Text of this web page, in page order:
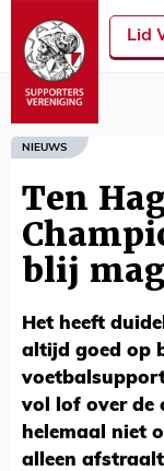
Lid
NIEUWS
Ten
blij
Het heeft
altijd goed op
vol lof over de
helemaal niet
alleen